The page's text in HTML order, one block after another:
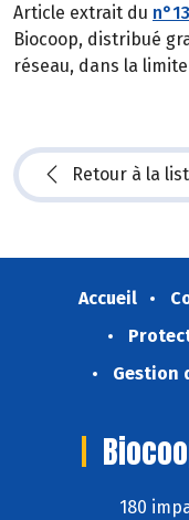
Article extrait du
Biocoop, distribué
réseau, dans la
Retour à la
Accueil
Gestion
180